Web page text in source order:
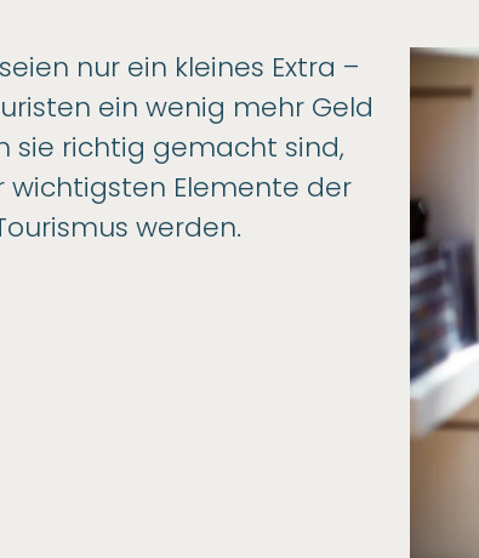
nur ein kleines Extra –
ein wenig mehr Geld
sie richtig gemacht sind,
wichtigsten Elemente der
werden.